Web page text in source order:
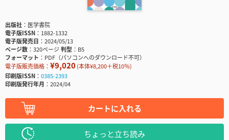
出版社
医学書院
電子版ISSN
1882-1332
電子版発売日
2024/05/13
ページ数
320ページ判型
B5
フォーマット
PDF（パソコンへのダウンロード不可）
電子版販売価格： ¥9,020(本体¥8,200＋税10％)
印刷版ISSN
0385-2393
印刷版発行年月
2024/04
カートに入れる
ちょっと立ち読み